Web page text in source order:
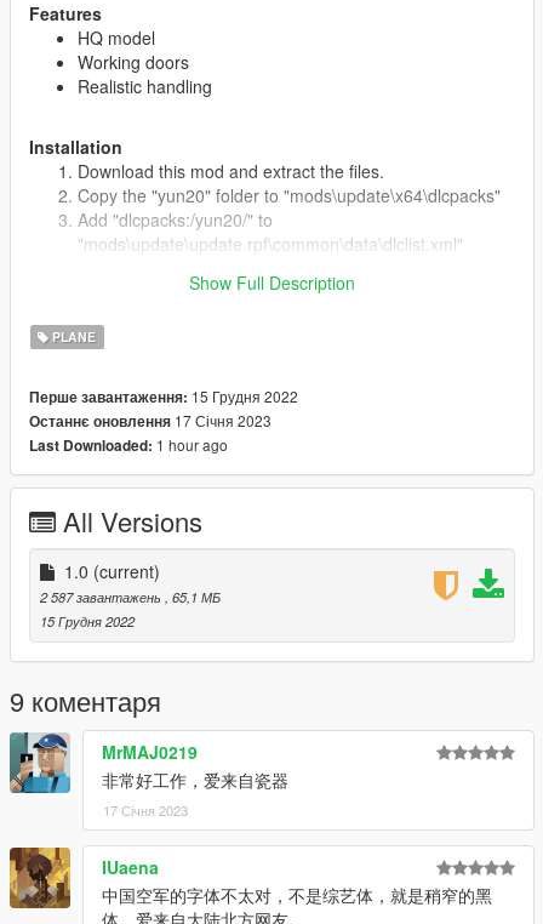
Features
HQ model
Working doors
Realistic handling
Installation
Download this mod and extract the files.
Copy the "yun20" folder to "mods\update\x64\dlcpacks"
Add "dlcpacks:/yun20/" to
"mods\update\update.rpf\common\data\dlclist.xml"
License
DO NOTre-post it in anywhere without my permission.
Show Full Description
PLANE
Перше завантаження: 15 Грудня 2022
Останнє оновлення 17 Січня 2023
Last Downloaded: 1 hour ago
All Versions
1.0 (current)
2 587 завантажень , 65,1 МБ
15 Грудня 2022
9 коментаря
MrMAJ0219
非常好工作，爱来自瓷器
17 Січня 2023
IUaena
中国空军的字体不太对，不是综艺体，就是稍窄的黑